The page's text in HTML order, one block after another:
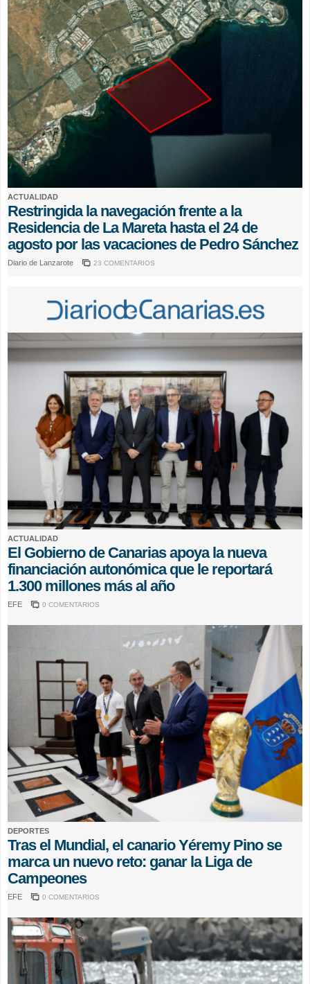
ACTUALIDAD
Restringida la navegación frente a la
Residencia de La Mareta hasta el 24 de
agosto por las vacaciones de Pedro Sánchez
Diario de Lanzarote 23 COMENTARIOS
ACTUALIDAD
El Gobierno de Canarias apoya la nueva
financiación autonómica que le reportará
1.300 millones más al año
EFE 0 COMENTARIOS
DEPORTES
Tras el Mundial, el canario Yéremy Pino se
marca un nuevo reto: ganar la Liga de
Campeones
EFE 0 COMENTARIOS